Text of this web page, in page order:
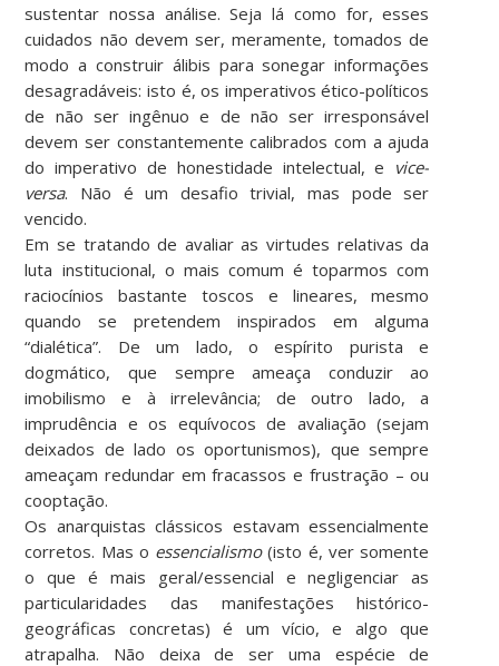
sustentar nossa análise. Seja lá como for, esses
cuidados não devem ser, meramente, tomados de
modo a construir álibis para sonegar informações
desagradáveis: isto é, os imperativos ético-políticos
de não ser ingênuo e de não ser irresponsável
devem ser constantemente calibrados com a ajuda
do imperativo de honestidade intelectual, e vice-
versa. Não é um desafio trivial, mas pode ser
vencido.
Em se tratando de avaliar as virtudes relativas da
luta institucional, o mais comum é toparmos com
raciocínios bastante toscos e lineares, mesmo
quando se pretendem inspirados em alguma
“dialética”. De um lado, o espírito purista e
dogmático, que sempre ameaça conduzir ao
imobilismo e à irrelevância; de outro lado, a
imprudência e os equívocos de avaliação (sejam
deixados de lado os oportunismos), que sempre
ameaçam redundar em fracassos e frustração – ou
cooptação.
Os anarquistas clássicos estavam essencialmente
corretos. Mas o essencialismo(isto é, ver somente
o que é mais geral/essencial e negligenciar as
particularidades das manifestações histórico-
geográficas concretas) é um vício, e algo que
atrapalha. Não deixa de ser uma espécie de